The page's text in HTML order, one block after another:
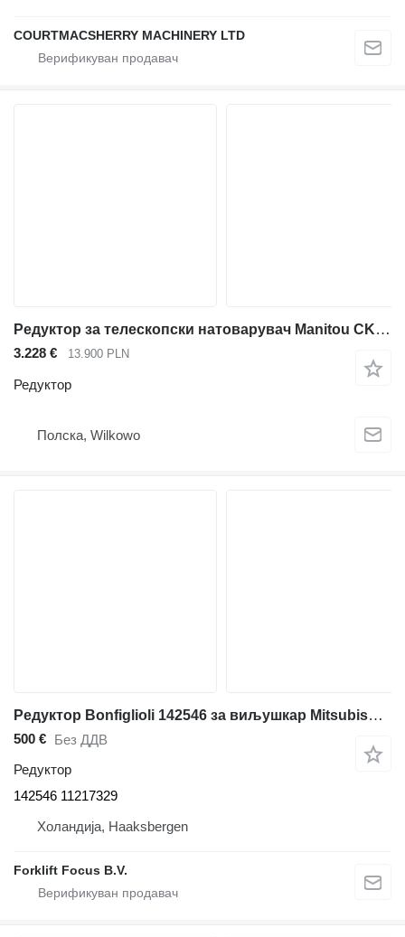
COURTMACSHERRY MACHINERY LTD
Редуктор за телескопски натоварувач Manitou CKA69090 COM-T4-2024 226228 MLT 626
3.228 € 13.900 PLN
Редуктор
Полска, Wilkowo
Редуктор Bonfiglioli 142546 за виљушкар Mitsubishi EP20ANT/FB20ANT
500 € Без ДДВ
Редуктор
142546 11217329
Холандија, Haaksbergen
Forklift Focus B.V.